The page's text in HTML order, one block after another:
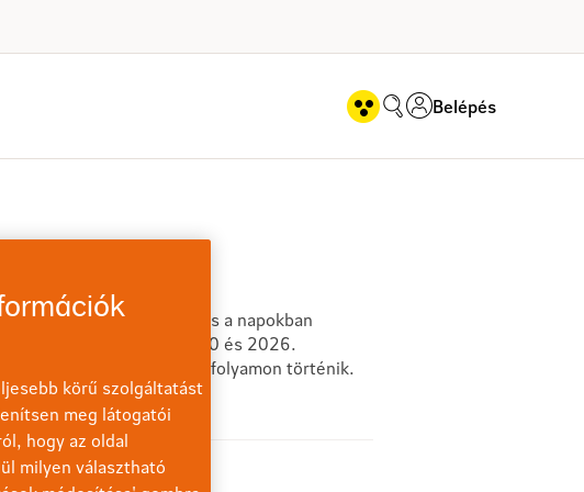
Belépés
rendelkeznek és a napokban
7. (péntek) 16:30 és 2026.
2026. augusztus 11-i árfolyamon történik.
körű szolgáltatást
meg látogatói
hogy az oldal
milyen választható